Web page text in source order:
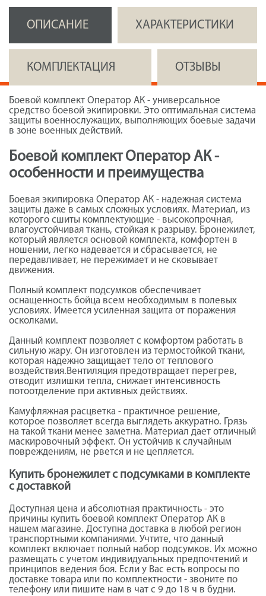
ОПИСАНИЕ ХАРАКТЕРИСТИКИ
КОМПЛЕКТАЦИЯ ОТЗЫВЫ
Боевой комплект Оператор АК - универсальное
средство боевой экипировки. Это оптимальная система
защиты военнослужащих, выполняющих боевые задачи
в зоне военных действий.
Боевой комплект Оператор АК -
особенности и преимущества
Боевая экипировка Оператор АК - надежная система
защиты даже в самых сложных условиях. Материал, из
которого сшиты комплектующие - высокопрочная,
влагоустойчивая ткань, стойкая к разрыву. Бронежилет,
который является основой комплекта, комфортен в
ношении, легко надевается и сбрасывается, не
передавливает, не пережимает и не сковывает
движения.
Полный комплект подсумков обеспечивает
оснащенность бойца всем необходимым в полевых
условиях. Имеется усиленная защита от поражения
осколками.
Данный комплект позволяет с комфортом работать в
сильную жару. Он изготовлен из термостойкой ткани,
которая надежно защищает тело от теплового
воздействия.Вентиляция предотвращает перегрев,
отводит излишки тепла, снижает интенсивность
потоотделение при активных действиях.
Камуфляжная расцветка - практичное решение,
которое позволяет всегда выглядеть аккуратно. Грязь
на такой ткани менее заметна. Материал дает отличный
маскировочный эффект. Он устойчив к случайным
повреждениям, не рвется и не цепляется.
Купить бронежилет с подсумками в комплекте
с доставкой
Доступная цена и абсолютная практичность - это
причины купить боевой комплект Оператор АК в
нашем магазине. Доступна доставка в любой регион
транспортными компаниями. Учтите, что данный
комплект включает полный набор подсумков. Их можно
размещать с учетом индивидуальных предпочтений и
принципов ведения боя. Если у Вас есть вопросы по
доставке товара или по комплектности - звоните по
телефону или пишите нам в чат с 9 до 18 ч в будни.